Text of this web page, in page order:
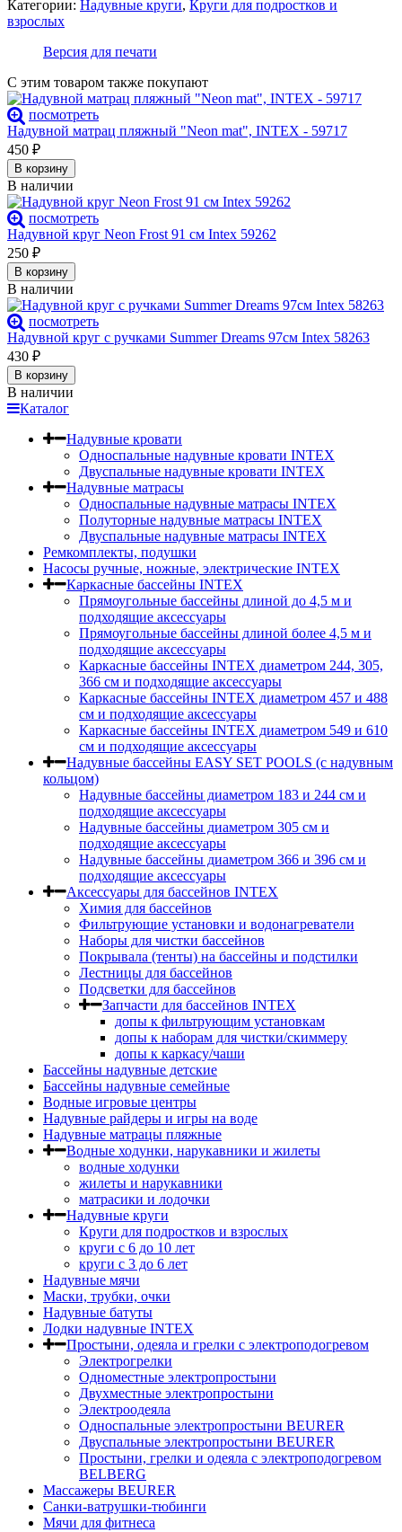
Категории: Надувные круги, Круги для подростков и
взрослых
Версия для печати
С этим товаром также покупают
посмотреть
Надувной матрац пляжный "Neon mat", INTEX - 59717
450 ₽
В корзину
В наличии
посмотреть
Надувной круг Neon Frost 91 см Intex 59262
250 ₽
В корзину
В наличии
посмотреть
Надувной круг с ручками Summer Dreams 97см Intex 58263
430 ₽
В корзину
В наличии
Каталог
Надувные кровати
Односпальные надувные кровати INTEX
Двуспальные надувные кровати INTEX
Надувные матрасы
Односпальные надувные матрасы INTEX
Полуторные надувные матрасы INTEX
Двуспальные надувные матрасы INTEX
Ремкомплекты, подушки
Насосы ручные, ножные, электрические INTEX
Каркасные бассейны INTEX
Прямоугольные бассейны длиной до 4,5 м и
подходящие аксессуары
Прямоугольные бассейны длиной более 4,5 м и
подходящие аксессуары
Каркасные бассейны INTEX диаметром 244, 305,
366 см и подходящие аксессуары
Каркасные бассейны INTEX диаметром 457 и 488
cм и подходящие аксессуары
Каркасные бассейны INTEX диаметром 549 и 610
см и подходящие аксессуары
Надувные бассейны EASY SET POOLS (с надувным
кольцом)
Надувные бассейны диаметром 183 и 244 см и
подходящие аксессуары
Надувные бассейны диаметром 305 см и
подходящие аксессуары
Надувные бассейны диаметром 366 и 396 см и
подходящие аксессуары
Аксессуары для бассейнов INTEX
Химия для бассейнов
Фильтрующие установки и водонагреватели
Наборы для чистки бассейнов
Покрывала (тенты) на бассейны и подстилки
Лестницы для бассейнов
Подсветки для бассейнов
Запчасти для бассейнов INTEX
допы к фильтрующим установкам
допы к наборам для чистки/скиммеру
допы к каркасу/чаши
Бассейны надувные детские
Бассейны надувные семейные
Водные игровые центры
Надувные райдеры и игры на воде
Надувные матрацы пляжные
Водные ходунки, нарукавники и жилеты
водные ходунки
жилеты и нарукавники
матрасики и лодочки
Надувные круги
Круги для подростков и взрослых
круги с 6 до 10 лет
круги c 3 до 6 лет
Надувные мячи
Маски, трубки, очки
Надувные батуты
Лодки надувные INTEX
Простыни, одеяла и грелки с электроподогревом
Электрогрелки
Одноместные электропростыни
Двухместные электропростыни
Электроодеяла
Односпальные электропростыни BEURER
Двуспальные электропростыни BEURER
Простыни, грелки и одеяла с электроподогревом
BELBERG
Массажеры BEURER
Санки-ватрушки-тюбинги
Мячи для фитнеса